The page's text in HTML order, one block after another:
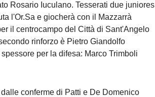
Rosario Iuculano. Tesserati due juniores
l'Or.Sa e giocherà con il Mazzarrà
il centrocampo del Città di Sant'Angelo
rinforzo è Pietro Giandolfo
per la difesa: Marco Trimboli
conferme di Patti e De Domenico